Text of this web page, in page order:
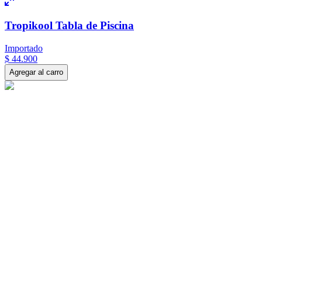
Tropikool Tabla de Piscina
Importado
$ 44.900
Agregar al carro